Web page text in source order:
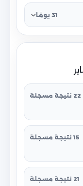
31 يومًا
22 نتيجة مسجلة
15 نتيجة مسجلة
21 نتيجة مسجلة